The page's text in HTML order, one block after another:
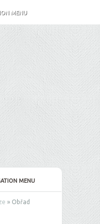
MENU
MENU
» Obřad